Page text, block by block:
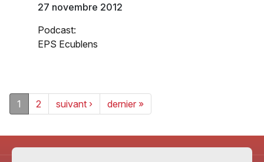
27 novembre 2012
Podcast:
EPS Ecublens
1 2 suivant › dernier »